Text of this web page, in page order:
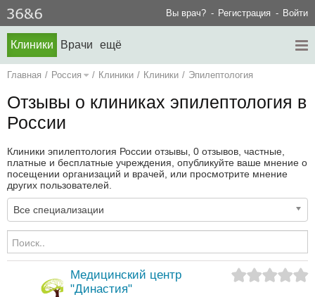
Вы врач? Регистрация Войти
Клиники Врачи ещё
Главная / Россия / Клиники / Клиники / Эпилептология
Отзывы о клиниках эпилептология в
России
Клиники эпилептология России отзывы, 0 отзывов, частные,
платные и бесплатные учреждения, опубликуйте ваше мнение о
посещении организаций и врачей, или просмотрите мнение
других пользователей.
Все специализации
Медицинский центр
"Династия"